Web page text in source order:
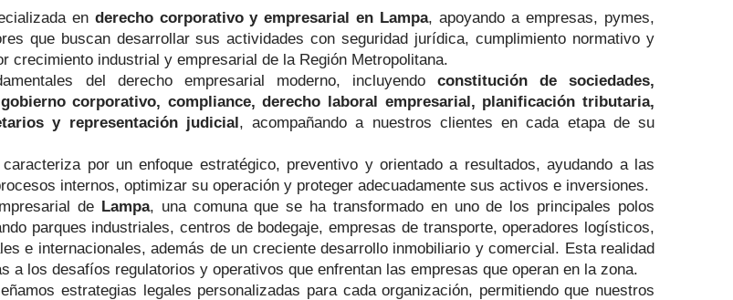
en derecho corporativo y empresarial en Lampa, apoyando a empresas, pymes,
que buscan desarrollar sus actividades con seguridad jurídica, cumplimiento normativo y
crecimiento industrial y empresarial de la Región Metropolitana.
del derecho empresarial moderno, incluyendo constitución de sociedades,
corporativo, compliance, derecho laboral empresarial, planificación tributaria,
y representación judicial, acompañando a nuestros clientes en cada etapa de su
por un enfoque estratégico, preventivo y orientado a resultados, ayudando a las
internos, optimizar su operación y proteger adecuadamente sus activos e inversiones.
de Lampa, una comuna que se ha transformado en uno de los principales polos
parques industriales, centros de bodegaje, empresas de transporte, operadores logísticos,
e internacionales, además de un creciente desarrollo inmobiliario y comercial. Esta realidad
los desafíos regulatorios y operativos que enfrentan las empresas que operan en la zona.
estrategias legales personalizadas para cada organización, permitiendo que nuestros